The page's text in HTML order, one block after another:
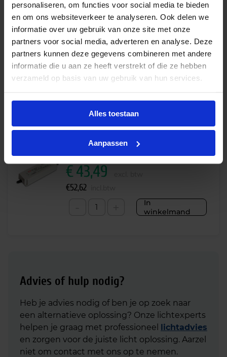
personaliseren, om functies voor social media te bieden
en om ons websiteverkeer te analyseren. Ook delen we
informatie over uw gebruik van onze site met onze
partners voor social media, adverteren en analyse. Deze
partners kunnen deze gegevens combineren met andere
informatie die u aan ze heeft verstrekt of die ze hebben
verzameld op basis van uw gebruik van hun services.
Alles toestaan
Aanpassen
Meanwell power supply HLG 150W 24V IP67
In
€67,18 excl. btw
€81,29 incl.btw
Meanwell power supply LPV 150W 24V IP67
In
winkelmand
€43,49
€52,62
Advies of hulp nodig?
Heb je advies nodig of ben je op zoek naar
een alternatieve oplossing? Onze lichtexperts
helpen je graag met professioneel lichtadvies
en zorgen voor de juiste licht oplossing. Aarzel
niet om contact met ons op te nemen.